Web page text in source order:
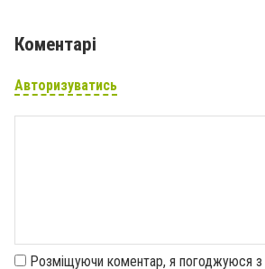
Коментарі
Авторизуватись
Розміщуючи коментар, я погоджуюся з